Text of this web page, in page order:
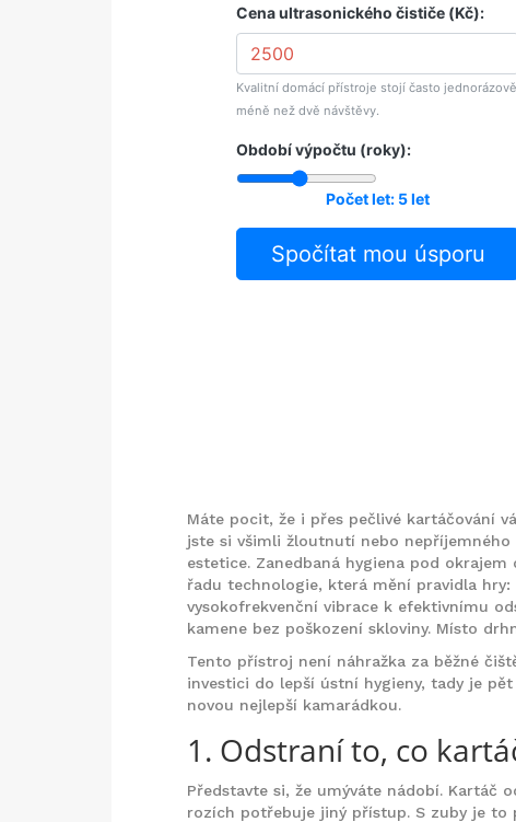
Cena ultrasonického čističe (Kč):
Kvalitní domácí přístroje stojí často jednorázově
méně než dvě návštěvy.
Období výpočtu (roky):
Počet let: 5 let
Spočítat mou úsporu
Máte pocit, že i přes pečlivé kartáčování
jste si všimli žloutnutí nebo
estetice. Zanedbaná hygiena pod
řadu technologie, která mění pravidla hry:
vysokofrekvenční vibrace k efektivnímu
kamene bez poškození skloviny. Místo
Tento přístroj není náhražka za běžné
investici do lepší ústní hygieny, tady je
novou nejlepší kamarádkou.
1. Odstraní to, co
Představte si, že umýváte nádobí. Kartáč
rozích potřebuje jiný přístup. S zuby je to